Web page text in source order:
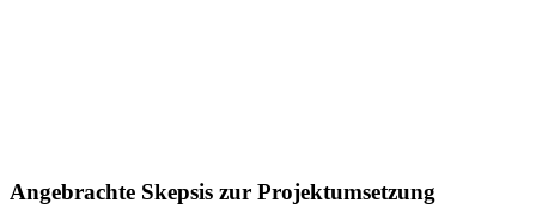
Angebrachte Skepsis zur Projektumsetzung